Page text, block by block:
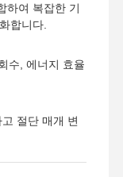
하여 복잡한 기
합니다.
수, 에너지 효율
절단 매개 변